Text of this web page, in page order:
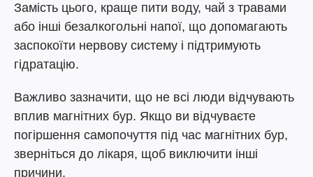
Замість цього, краще пити воду, чай з травами
або інші безалкогольні напої, що допомагають
заспокоїти нервову систему і підтримують
гідратацію.
Важливо зазначити, що не всі люди відчувають
вплив магнітних бур. Якщо ви відчуваєте
погіршення самопочуття під час магнітних бур,
зверніться до лікаря, щоб виключити інші
причини.